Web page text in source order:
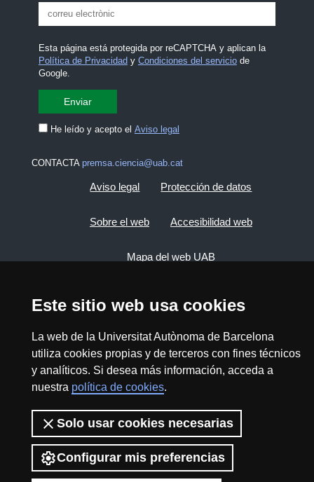
Este sitio web usa cookies
La web de la Universitat Autònoma de Barcelona
utiliza cookies propias y de terceros con fines técnicos
y analíticos. Si desea más información, acceda a
nuestra política de cookies.
Solo usar cookies necesarias
Configurar mis preferencias
Esta página está protegida por reCAPTCHA y aplican la
Política de Privacidad y Condiciones del serviciode
Google.
He leído y acepto el Aviso legal
CONTACTA premsa.ciencia@uab.cat
Aviso legal Protección de datos
Sobre el web Accesibilidad web
Mapa del web UAB
2026 Divulga UAB - Commons Reconocimiento -
View low-bandwidth version